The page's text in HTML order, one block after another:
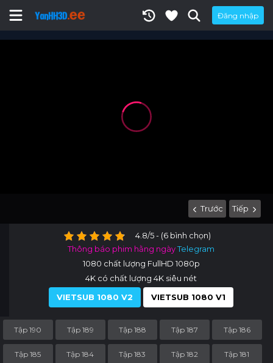
Đăng nhập
Trước Tiếp
4.8/5 - (6 bình chọn)
Thông báo phim hằng ngàyTelegram
1080 chất lượng FullHD 1080p
4K có chất lượng 4K siêu nét
VIETSUB 1080 V2
VIETSUB 1080 V1
Tập 190 Tập 189 Tập 188 Tập 187 Tập 186
Tập 185 Tập 184 Tập 183 Tập 182 Tập 181